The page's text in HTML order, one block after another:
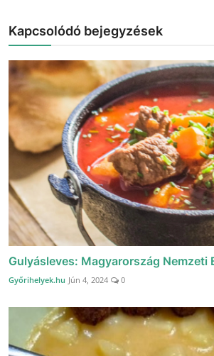
Kapcsolódó bejegyzések
Gulyásleves: Magyarország Nemzeti
Győrihelyek.hu Jún 4, 2024 0